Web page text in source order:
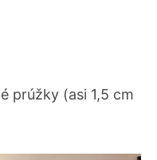
prúžky (asi 1,5 cm